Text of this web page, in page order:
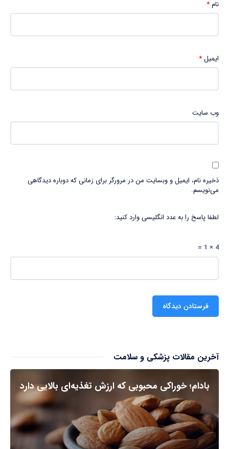
نام*
ایمیل*
وب‌ سایت
ذخیره نام، ایمیل و وبسایت من در مرورگر برای زمانی که دوباره دیدگاهی
می‌نویسم.
لطفا پاسخ را به عدد انگلیسی وارد کنید:
4 × 1 =
آخرین مقالات پزشکی و سلامت
بادام؛ خوراکی محبوبی که ارزش تغذیه‌ای بالایی دارد